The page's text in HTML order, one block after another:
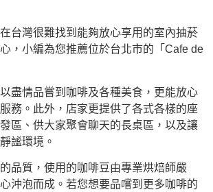
台灣很難找到能夠放心享用的室內抽菸
，小編為您推薦位於台北市的「Cafe de
盡情品嘗到咖啡及各種美食，更能放心
務。此外，店家更提供了各式各樣的座
區、供大家聚會聊天的長桌區，以及讓
謐環境。
品質，使用的咖啡豆由專業烘焙師嚴
沖泡而成。若您想要品嚐到更多咖啡的